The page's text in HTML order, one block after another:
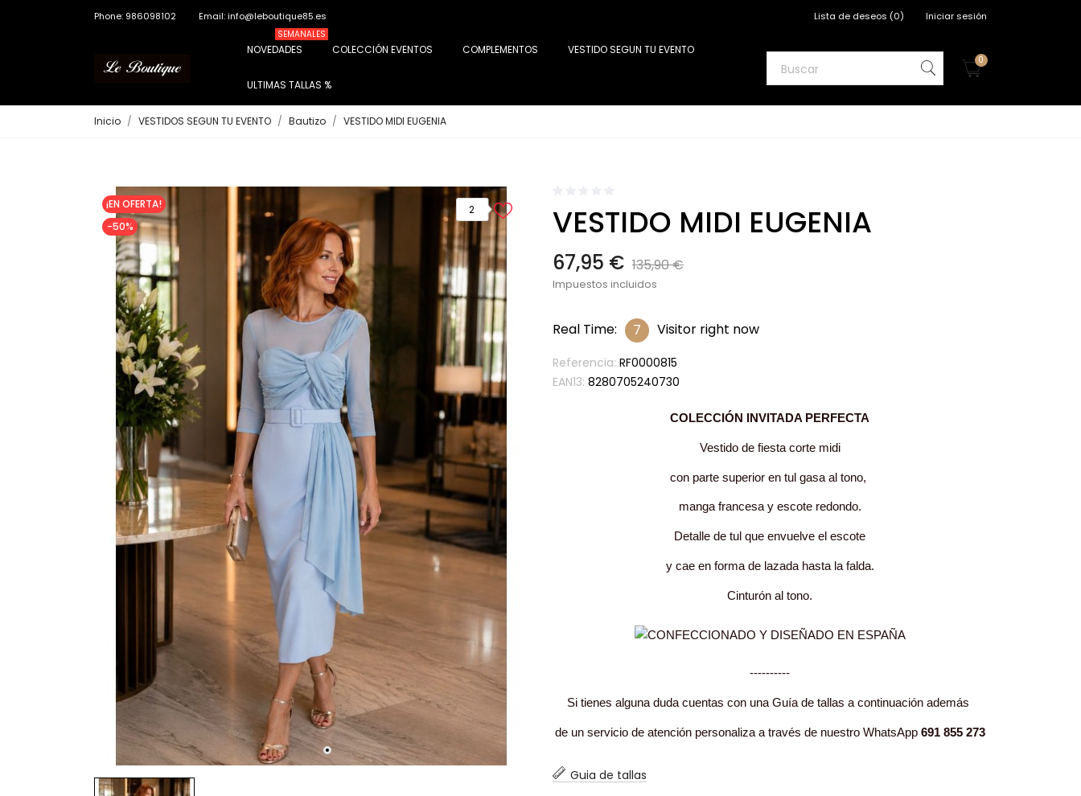
Phone: 986098102 Email: info@leboutique85.es Lista de deseos (0) Iniciar sesión
NOVEDADES
SEMANALES
COLECCIÓN EVENTOS COMPLEMENTOS VESTIDO SEGUN TU EVENTO
ULTIMAS TALLAS %
0
Inicio VESTIDOS SEGUN TU EVENTO Bautizo VESTIDO MIDI EUGENIA
¡EN OFERTA!
-50%
2 VESTIDO MIDI EUGENIA
67,95 € 135,90 €
Impuestos incluidos
Real Time: 7 Visitor right now
Referencia: RF0000815
EAN13: 8280705240730
COLECCIÓN INVITADA PERFECTA
Vestido de fiesta corte midi
con parte superior en tul gasa al tono,
manga francesa y escote redondo.
Detalle de tul que envuelve el escote
y cae en forma de lazada hasta la falda.
Cinturón al tono.
----------
Si tienes alguna duda cuentas con una Guía de tallas a continuación además
de un servicio de atención personaliza a través de nuestro WhatsApp 691 855 273
Guia de tallas